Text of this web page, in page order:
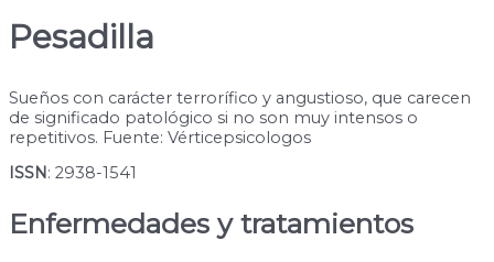
Pesadilla
Sueños con carácter terrorífico y angustioso, que carecen
de significado patológico si no son muy intensos o
repetitivos. Fuente: Vérticepsicologos
ISSN: 2938-1541
Enfermedades y tratamientos